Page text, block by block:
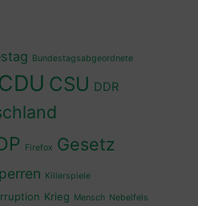
Bundestagsabgeordnete
CSU DDR
Firefox Gesetz
Killerspiele
Krieg Mensch Nebelfels